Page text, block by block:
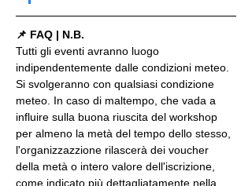
📌 FAQ | N.B.
Tutti gli eventi avranno luogo
indipendentemente dalle condizioni meteo.
Si svolgeranno con qualsiasi condizione
meteo. In caso di maltempo, che vada a
influire sulla buona riuscita del workshop
per almeno la metà del tempo dello stesso,
l'organizzazzione rilascerà dei voucher
della metà o intero valore dell'iscrizione,
come indicato più dettagliatamente nella